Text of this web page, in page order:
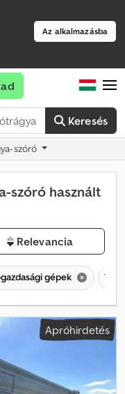
Az alkalmazásba
Keresés
szóró
szóró használt
Relevancia
gépek
Apróhirdetés